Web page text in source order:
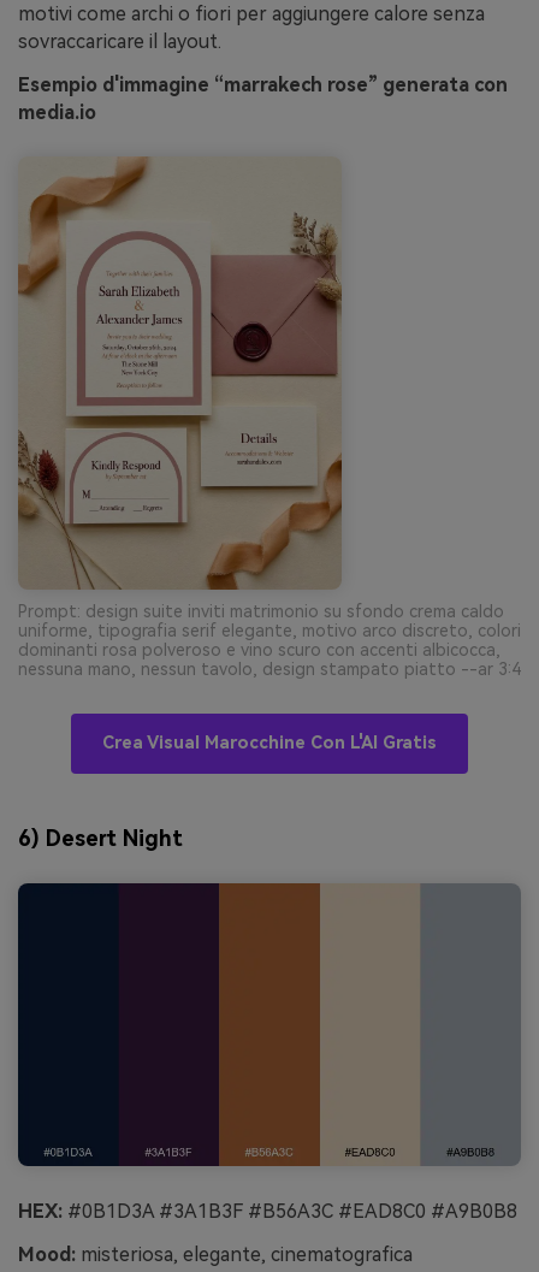
motivi come archi o fiori per aggiungere calore senza
sovraccaricare il layout.
Esempio d'immagine “marrakech rose” generata con
media.io
Prompt: design suite inviti matrimonio su sfondo crema caldo
uniforme, tipografia serif elegante, motivo arco discreto, colori
dominanti rosa polveroso e vino scuro con accenti albicocca,
nessuna mano, nessun tavolo, design stampato piatto --ar 3:4
Crea Visual Marocchine Con L'AI Gratis
6) Desert Night
HEX: #0B1D3A #3A1B3F #B56A3C #EAD8C0 #A9B0B8
Mood: misteriosa, elegante, cinematografica